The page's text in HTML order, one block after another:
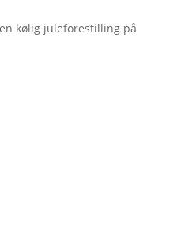
kølig juleforestilling på